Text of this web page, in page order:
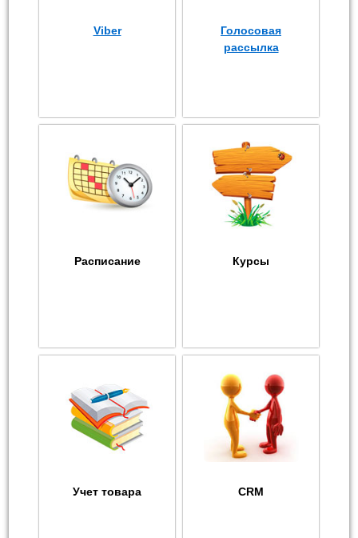
Viber
Голосовая
рассылка
Расписание Курсы
Учет товара CRM